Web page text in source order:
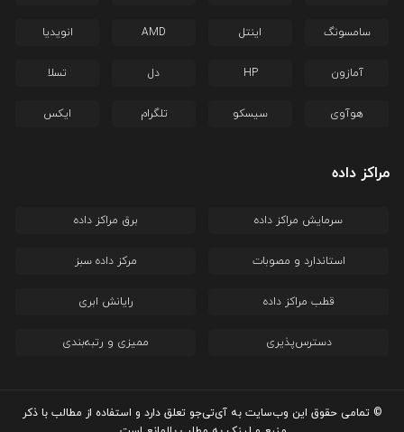
سامسونگ اینتل AMD انویدیا
آمازون HP دل تسلا
هوآوی سیسکو تلگرام ایکس
مراکز داده
سرمایش مراکز داده برق مراکز داده
استاندارد و مصوبات مرکز داده سبز
قطب مراکز داده رایانش ابری
دسترس‌پذیری ممیزی و رتبه‌بندی
© تمامی حقوق این وب‌سایت به آی‌تی‌جو تعلق دارد و استفاده از مطالب با ذکر